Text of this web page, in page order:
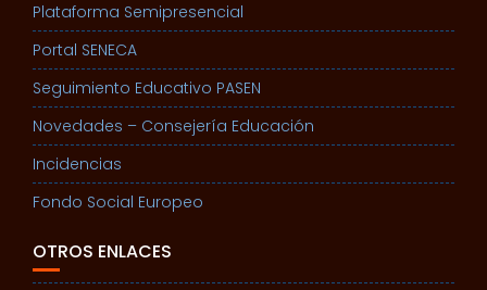
Plataforma Semipresencial
Portal SENECA
Seguimiento Educativo PASEN
Novedades – Consejería Educación
Incidencias
Fondo Social Europeo
OTROS ENLACES